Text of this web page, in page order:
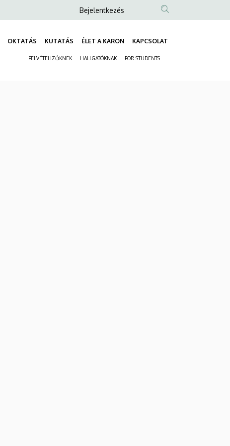
Anonim
fiók
menüje
Bejelentkezés
OKTATÁS KUTATÁS ÉLET A KARON KAPCSOLAT
FELVÉTELIZŐKNEK HALLGATÓKNAK FOR STUDENTS